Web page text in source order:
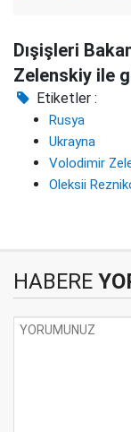
Dışişleri
Zelenskiy ile
Etiketler :
Rusya
Ukrayna
Volodimir
Oleksii
HABERE